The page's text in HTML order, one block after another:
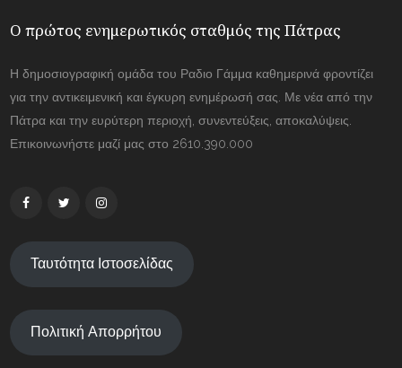
Ο πρώτος ενημερωτικός σταθμός της Πάτρας
Η δημοσιογραφική ομάδα του Ραδιο Γάμμα καθημερινά φροντίζει
για την αντικειμενική και έγκυρη ενημέρωσή σας. Με νέα από την
Πάτρα και την ευρύτερη περιοχή, συνεντεύξεις, αποκαλύψεις.
Επικοινωνήστε μαζί μας στο 2610.390.000
Ταυτότητα Ιστοσελίδας
Πολιτική Απορρήτου